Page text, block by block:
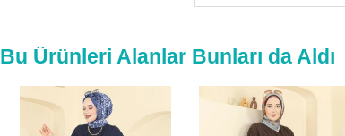
Bu Ürünleri Alanlar Bunları da Aldı